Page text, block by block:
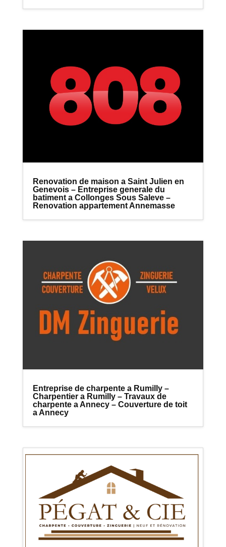
Renovation de maison a Saint Julien en
Genevois – Entreprise generale du
batiment a Collonges Sous Saleve –
Renovation appartement Annemasse
Entreprise de charpente a Rumilly –
Charpentier a Rumilly – Travaux de
charpente a Annecy – Couverture de toit
a Annecy